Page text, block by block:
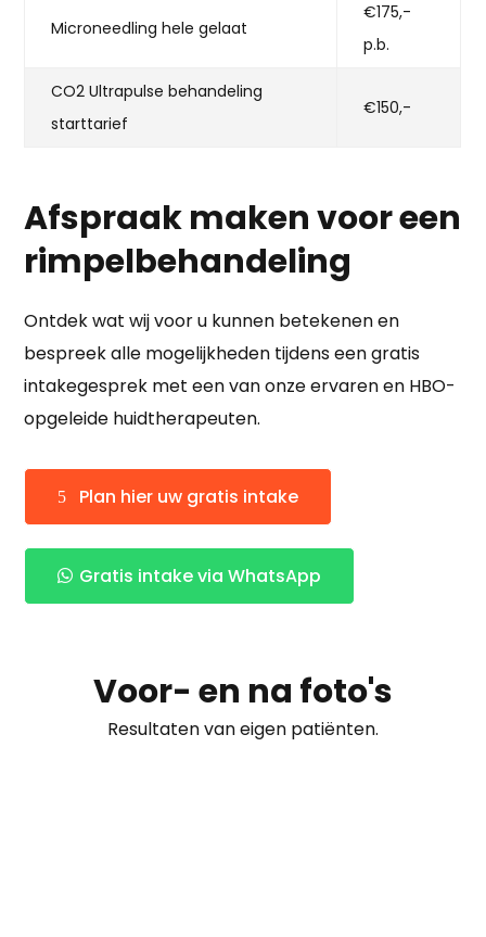
Microneedling hele gelaat
€175,-
p.b.
CO2 Ultrapulse behandeling
starttarief
€150,-
Afspraak maken voor een
rimpelbehandeling
Ontdek wat wij voor u kunnen betekenen en
bespreek alle mogelijkheden tijdens een gratis
intakegesprek met een van onze ervaren en HBO-
opgeleide huidtherapeuten.
Plan hier uw gratis intake
Gratis intake via WhatsApp
Voor- en na foto's
Resultaten van eigen patiënten.